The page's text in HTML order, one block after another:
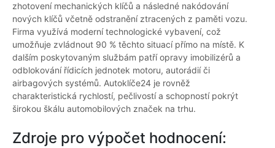
zhotovení mechanických klíčů a následné nakódování
nových klíčů včetně odstranění ztracených z paměti vozu.
Firma využívá moderní technologické vybavení, což
umožňuje zvládnout 90 % těchto situací přímo na místě. K
dalším poskytovaným službám patří opravy imobilizérů a
odblokování řídicích jednotek motoru, autorádií či
airbagových systémů. Autoklíče24 je rovněž
charakteristická rychlostí, pečlivostí a schopností pokrýt
širokou škálu automobilových značek na trhu.
Zdroje pro výpočet hodnocení: